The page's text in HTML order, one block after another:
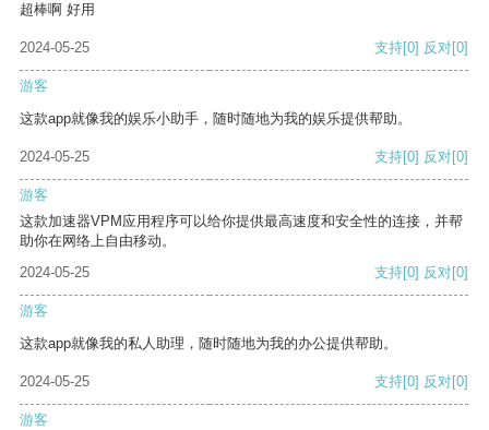
超棒啊 好用
2024-05-25 支持[0] 反对[0]
游客
这款app就像我的娱乐小助手，随时随地为我的娱乐提供帮助。
2024-05-25 支持[0] 反对[0]
游客
这款加速器VPM应用程序可以给你提供最高速度和安全性的连接，并帮
助你在网络上自由移动。
2024-05-25
支持[0] 反对[0]
游客
这款app就像我的私人助理，随时随地为我的办公提供帮助。
2024-05-25 支持[0] 反对[0]
游客